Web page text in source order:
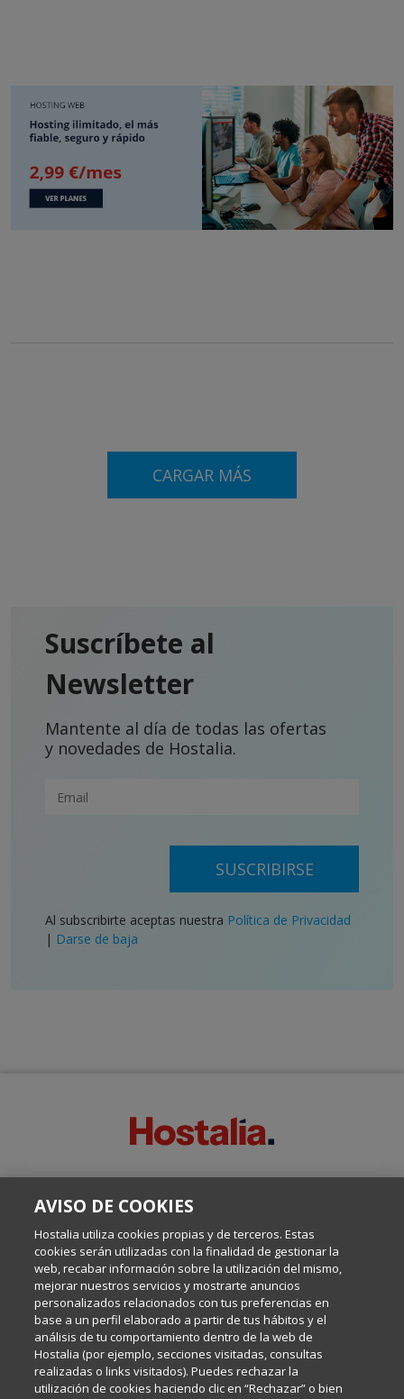
CARGAR MÁS
Suscríbete al
Newsletter
Mantente al día de todas las ofertas
y novedades de Hostalia.
SUSCRIBIRSE
Al subscribirte aceptas nuestra Política de Privacidad
| Darse de baja
Escrito por el equipo de Comunicación de Hostalia, dirigido por
Internet y Tecnología.
Política de privacidad
Política de cookies
AVISO DE COOKIES
Hostalia utiliza cookies propias y de terceros. Estas
cookies serán utilizadas con la finalidad de gestionar la
web, recabar información sobre la utilización del mismo,
mejorar nuestros servicios y mostrarte anuncios
personalizados relacionados con tus preferencias en
base a un perfil elaborado a partir de tus hábitos y el
análisis de tu comportamiento dentro de la web de
Hostalia (por ejemplo, secciones visitadas, consultas
realizadas o links visitados). Puedes rechazar la
utilización de cookies haciendo clic en “Rechazar” o bien